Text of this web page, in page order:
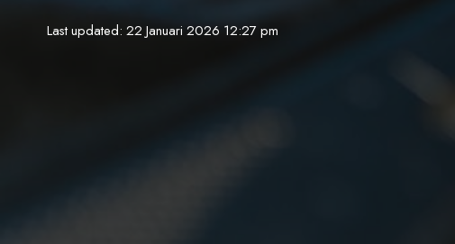
Last updated: 22 Januari 2026 12:27 pm